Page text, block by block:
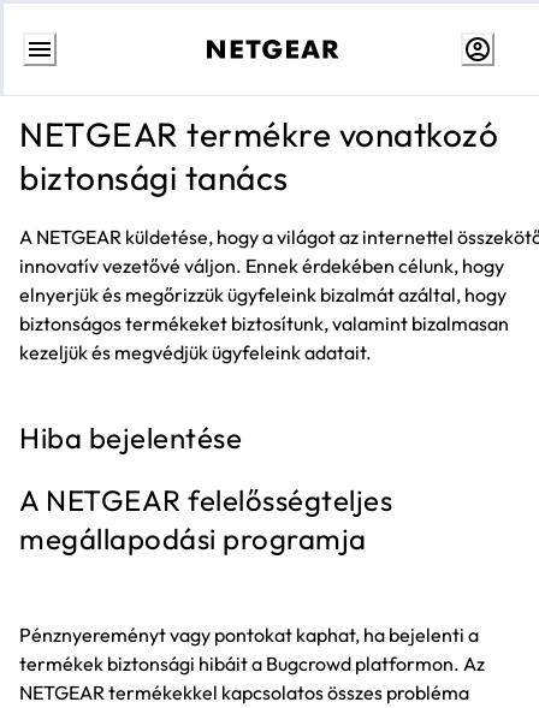
Skip
Content
NETGEAR termékre vonatkozó
biztonsági tanács
A NETGEAR küldetése, hogy a világot az internettel
innovatív vezetővé váljon. Ennek érdekében célunk, hogy
elnyerjük és megőrizzük ügyfeleink bizalmát azáltal, hogy
biztonságos termékeket biztosítunk, valamint bizalmasan
kezeljük és megvédjük ügyfeleink adatait.
Hiba bejelentése
A NETGEAR felelősségteljes
megállapodási programja
Pénznyereményt vagy pontokat kaphat, ha bejelenti a
termékek biztonsági hibáit a Bugcrowd platformon. Az
NETGEAR termékekkel kapcsolatos összes probléma